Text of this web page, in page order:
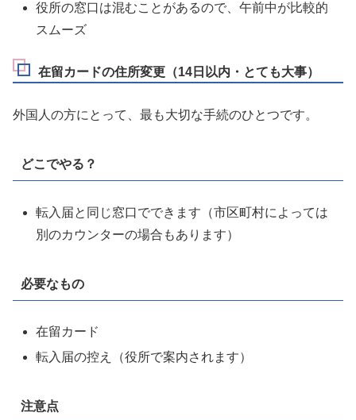
役所の窓口は混むことがあるので、午前中が比較的
スムーズ
在留カードの住所変更（14日以内・とても大事）
外国人の方にとって、最も大切な手続のひとつです。
どこでやる？
転入届と同じ窓口でできます（市区町村によっては
別のカウンターの場合もあります）
必要なもの
在留カード
転入届の控え（役所で案内されます）
注意点